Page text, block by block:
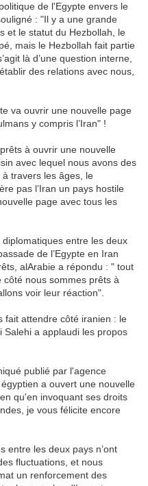
de l'Egypte envers le
: "Il y a une grande
et le statut du Hezbollah, le
mais le Hezbollah fait partie
là d’une question interne,
des relations avec nous,
va ouvrir une nouvelle page
y compris l’Iran" !
à ouvrir une nouvelle
avec lequel nous avons des
travers les âges, le
pas l’Iran un pays hostile
page avec tous les
entre les deux
de l’Egypte en Iran
alArabie a répondu : " tout
nous sommes prêts à
voir leur réaction".
fait attendre côté iranien : le
Salehi a applaudi les propos
publié par l'agence
a ouvert une nouvelle
qu'en invoquant ses droits
je vous félicite encore
entre les deux pays n’ont
fluctuations, et nous
un renforcement des